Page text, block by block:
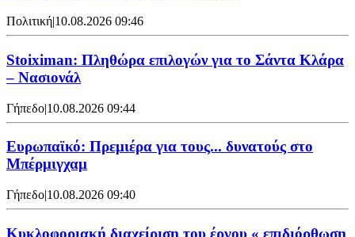
Πολιτική|10.08.2026 09:46
Stoiximan: Πληθώρα επιλογών για το Σάντα Κλάρα
– Νασιονάλ
Γήπεδο|10.08.2026 09:44
Ευρωπαϊκό: Πρεμιέρα για τους... δυνατούς στο
Μπέρμιγχαμ
Γήπεδο|10.08.2026 09:40
Κυκλοφοριακή διαχείριση του έργου « επιδιόρθωση